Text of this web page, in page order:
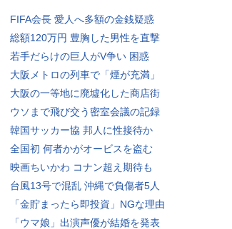
FIFA会長 愛人へ多額の金銭疑惑
総額120万円 豊胸した男性を直撃
若手だらけの巨人がV争い 困惑
大阪メトロの列車で「煙が充満」
大阪の一等地に廃墟化した商店街
ウソまで飛び交う密室会議の記録
韓国サッカー協 邦人に性接待か
全国初 何者かがオービスを盗む
映画ちいかわ コナン超え期待も
台風13号で混乱 沖縄で負傷者5人
「金貯まったら即投資」NGな理由
「ウマ娘」出演声優が結婚を発表